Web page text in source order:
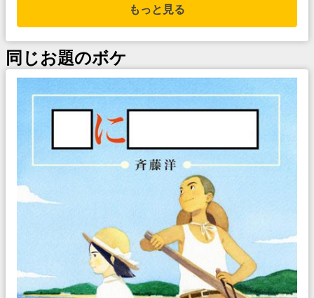
もっと見る
同じお題のボケ